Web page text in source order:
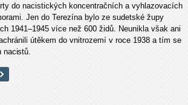
do nacistických koncentračních a vyhlazovacích
Jen do Terezína bylo ze sudetské župy
1941–1945 více než 600 židů. Neunikla však ani
útěkem do vnitrozemí v roce 1938 a tím se
nacistů.